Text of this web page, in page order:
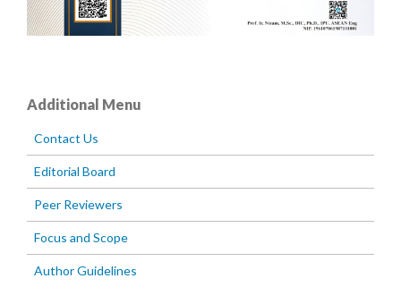
Additional Menu
Contact Us
Editorial Board
Peer Reviewers
Focus and Scope
Author Guidelines